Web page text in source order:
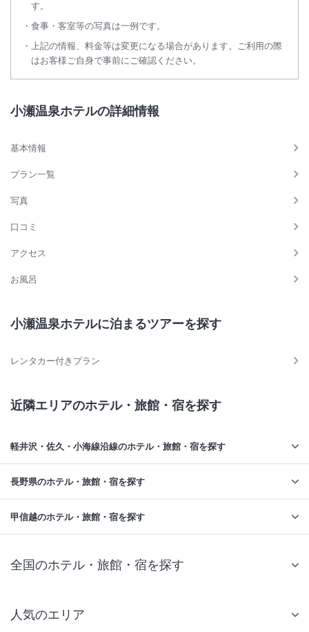
す。
食事・客室等の写真は一例です。
上記の情報、料金等は変更になる場合があります。ご利用の際
はお客様ご自身で事前にご確認ください。
小瀬温泉ホテルの詳細情報
基本情報
プラン一覧
写真
口コミ
アクセス
お風呂
小瀬温泉ホテルに泊まるツアーを探す
レンタカー付きプラン
近隣エリアのホテル・旅館・宿を探す
軽井沢・佐久・小海線沿線のホテル・旅館・宿を探す
長野県のホテル・旅館・宿を探す
甲信越のホテル・旅館・宿を探す
全国のホテル・旅館・宿を探す
人気のエリア